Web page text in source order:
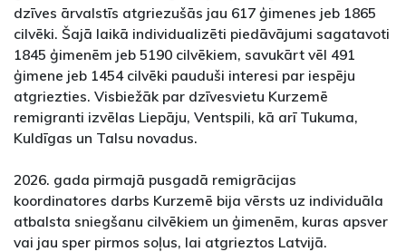
dzīves ārvalstīs atgriezušās jau 617 ģimenes jeb 1865
cilvēki. Šajā laikā individualizēti piedāvājumi sagatavoti
1845 ģimenēm jeb 5190 cilvēkiem, savukārt vēl 491
ģimene jeb 1454 cilvēki pauduši interesi par iespēju
atgriezties. Visbiežāk par dzīvesvietu Kurzemē
remigranti izvēlas Liepāju, Ventspili, kā arī Tukuma,
Kuldīgas un Talsu novadus.
2026. gada pirmajā pusgadā remigrācijas
koordinatores darbs Kurzemē bija vērsts uz individuāla
atbalsta sniegšanu cilvēkiem un ģimenēm, kuras apsver
vai jau sper pirmos soļus, lai atgrieztos Latvijā.